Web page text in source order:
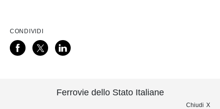
CONDIVIDI
Ferrovie dello Stato Italiane
Chiudi